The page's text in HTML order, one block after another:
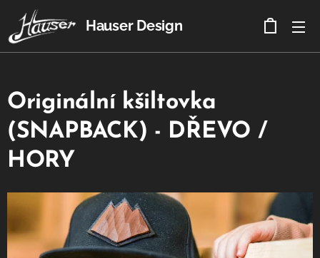
Hauser Design
Originální kšiltovka
(SNAPBACK) - DŘEVO /
HORY